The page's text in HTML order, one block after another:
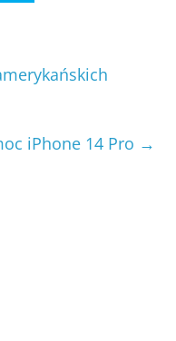
iPhone 14 Pro →